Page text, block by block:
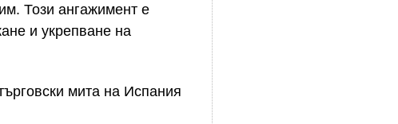
Този ангажимент е
и укрепване на
мита на Испания